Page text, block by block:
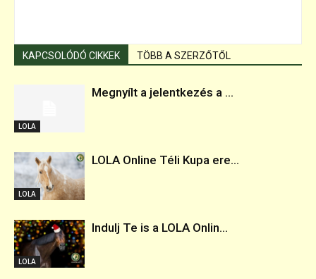
KAPCSOLÓDÓ CIKKEK TÖBB A SZERZŐTŐL
LOLA
Megnyílt a jelentkezés a ...
LOLA
LOLA Online Téli Kupa ere...
LOLA
Indulj Te is a LOLA Onlin...